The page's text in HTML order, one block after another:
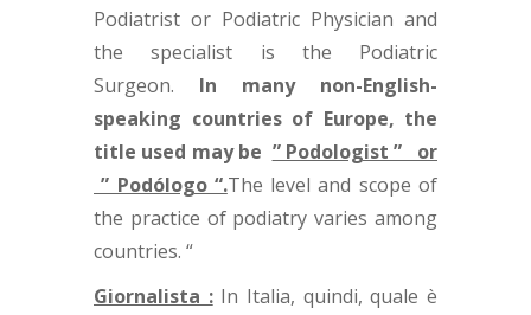
Podiatrist or Podiatric Physician and
the specialist is the Podiatric
Surgeon. In many non-English-
speaking countries of Europe, the
title used may be ” Podologist ” or
” Podólogo “.The level and scope of
the practice of podiatry varies among
countries. “
Giornalista :In Italia, quindi, quale è